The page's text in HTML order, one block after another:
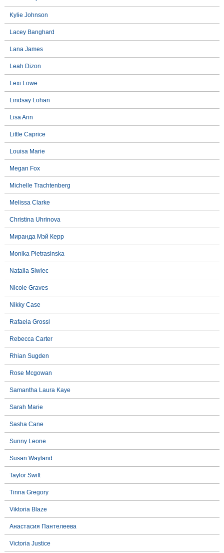
Kylie Johnson
Lacey Banghard
Lana James
Leah Dizon
Lexi Lowe
Lindsay Lohan
Lisa Ann
Little Caprice
Louisa Marie
Megan Fox
Michelle Trachtenberg
Melissa Clarke
Christina Uhrinova
Миранда Мэй Керр
Monika Pietrasinska
Natalia Siwiec
Nicole Graves
Nikky Case
Rafaela Grossl
Rebecca Carter
Rhian Sugden
Rose Mcgowan
Samantha Laura Kaye
Sarah Marie
Sasha Cane
Sunny Leone
Susan Wayland
Taylor Swift
Tinna Gregory
Viktoria Blaze
Анастасия Пантелеева
Victoria Justice